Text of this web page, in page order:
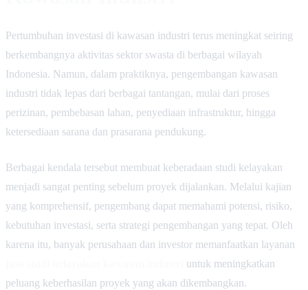
Pertumbuhan investasi di kawasan industri terus meningkat seiring
berkembangnya aktivitas sektor swasta di berbagai wilayah
Indonesia. Namun, dalam praktiknya, pengembangan kawasan
industri tidak lepas dari berbagai tantangan, mulai dari proses
perizinan, pembebasan lahan, penyediaan infrastruktur, hingga
ketersediaan sarana dan prasarana pendukung.
Berbagai kendala tersebut membuat keberadaan studi kelayakan
menjadi sangat penting sebelum proyek dijalankan. Melalui kajian
yang komprehensif, pengembang dapat memahami potensi, risiko,
kebutuhan investasi, serta strategi pengembangan yang tepat. Oleh
karena itu, banyak perusahaan dan investor memanfaatkan layanan
untuk meningkatkan
peluang keberhasilan proyek yang akan dikembangkan.